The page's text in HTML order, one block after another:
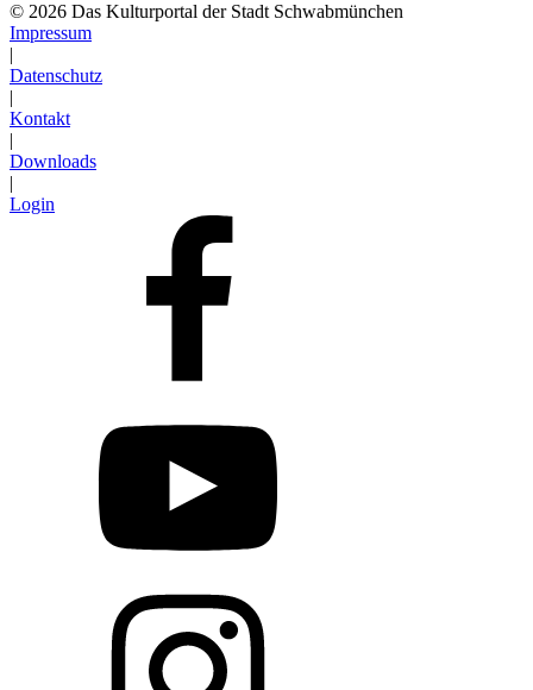
© 2026 Das Kulturportal der Stadt Schwabmünchen
Impressum
|
Datenschutz
|
Kontakt
|
Downloads
|
Login